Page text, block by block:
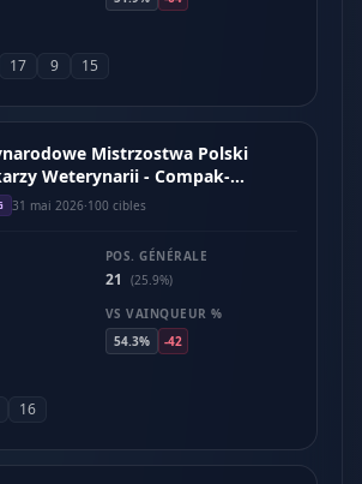
17 9 15
Mistrzostwa Polski
Weterynarii - Compak-
2026)
31 mai 2026·100 cibles
POS. GÉNÉRALE
21
(25.9%)
VS VAINQUEUR %
54.3%
-42
16